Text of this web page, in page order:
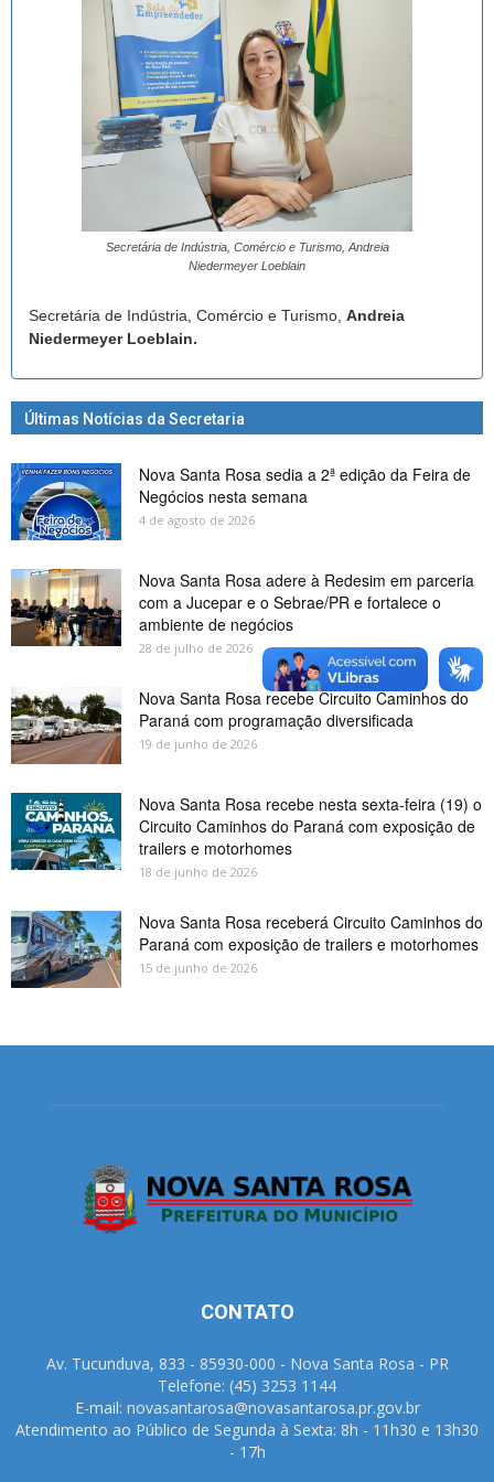
Secretária de Indústria, Comércio e Turismo, Andreia
Niedermeyer Loeblain
Secretária de Indústria, Comércio e Turismo, Andreia
Niedermeyer Loeblain.
Últimas Notícias da Secretaria
Nova Santa Rosa sedia a 2ª edição da Feira de
Negócios nesta semana
4 de agosto de 2026
Nova Santa Rosa adere à Redesim em parceria
com a Jucepar e o Sebrae/PR e fortalece o
ambiente de negócios
28 de julho de 2026
Nova Santa Rosa recebe Circuito Caminhos do
Paraná com programação diversificada
19 de junho de 2026
Nova Santa Rosa recebe nesta sexta-feira (19) o
Circuito Caminhos do Paraná com exposição de
trailers e motorhomes
18 de junho de 2026
Nova Santa Rosa receberá Circuito Caminhos do
Paraná com exposição de trailers e motorhomes
15 de junho de 2026
CONTATO
Av. Tucunduva, 833 - 85930-000 - Nova Santa Rosa - PR
Telefone: (45) 3253 1144
E-mail: novasantarosa@novasantarosa.pr.gov.br
Atendimento ao Público de Segunda à Sexta: 8h - 11h30 e 13h30
- 17h